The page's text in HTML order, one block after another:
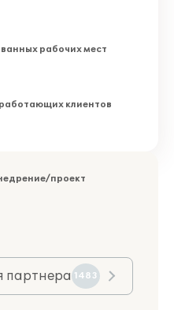
рабочих мест
клиентов
проект
партнера 1483